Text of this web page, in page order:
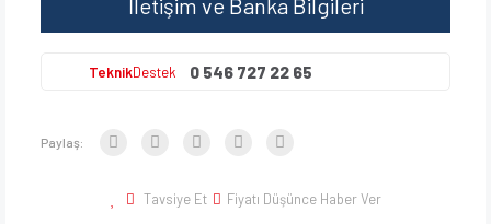
İletişim ve Banka Bilgileri
TeknikDestek 0 546 727 22 65
Paylaş:
Tavsiye Et Fiyatı Düşünce Haber Ver